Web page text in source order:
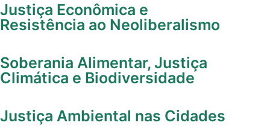
Justiça Econômica e
Resistência ao Neoliberalismo
Soberania Alimentar, Justiça
Climática e Biodiversidade
Justiça Ambiental nas Cidades